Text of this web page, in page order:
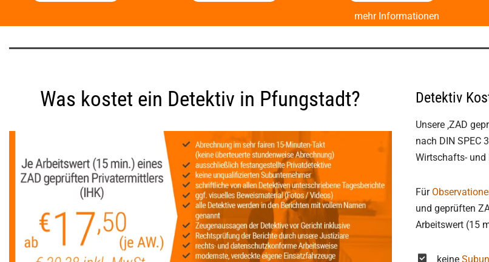
mehr Informationen
Was kostet ein Detektiv in Pfungstadt? Detektiv
Unsere ‚ZAD
nach DIN SPEC
Wirtschafts-
Für
und geprüften
Arbeitswert (15
keine